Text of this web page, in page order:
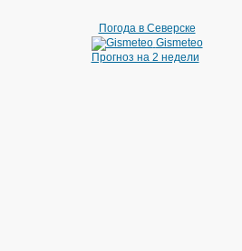
Погода в Северске
Gismeteo
Прогноз на 2 недели